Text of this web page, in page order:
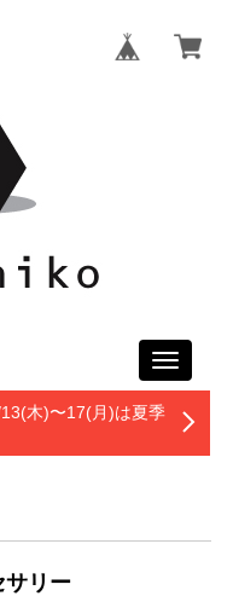
Toggle
13(木)〜17(月)は夏季
サリー